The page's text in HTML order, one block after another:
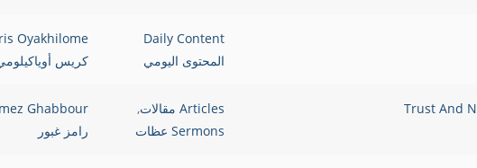
Daily Content
المحتوى اليومي
Oyakhilome
كريس
Articles مقالات
,
Sermons عظات
Ghabbour
رامز غبور